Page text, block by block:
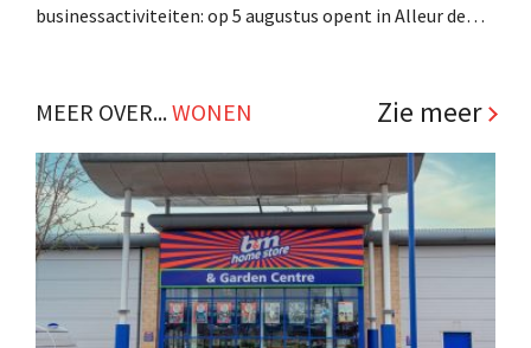
businessactiviteiten: op 5 augustus opent in Alleur de
klanten. .
MEER OVER...WONEN Zie meer